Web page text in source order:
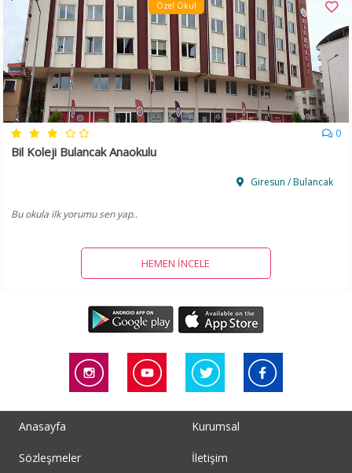
Özel Okul
0
Bil Koleji Bulancak Anaokulu
Giresun / Bulancak
Bu okula ilk yorumu sen yap..
HEMEN İNCELE
Anasayfa Kurumsal
Sözleşmeler İletişim